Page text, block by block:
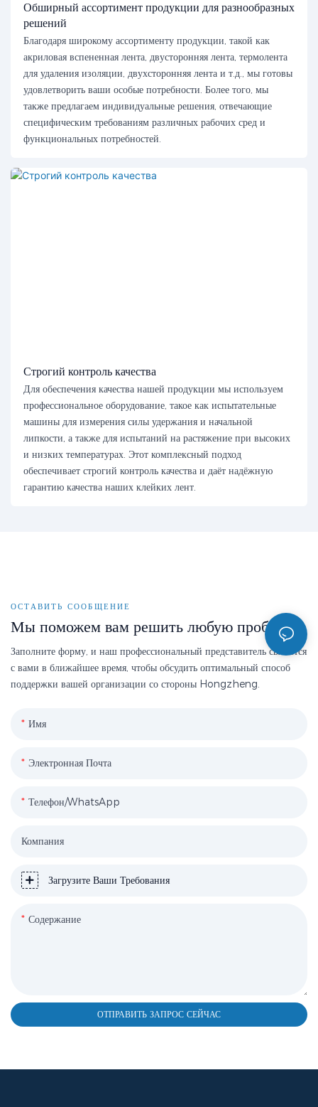
Обширный ассортимент продукции для разнообразных
решений
Благодаря широкому ассортименту продукции, такой как
акриловая вспененная лента, двусторонняя лента, термолента
для удаления изоляции, двухсторонняя лента и т.д., мы готовы
удовлетворить ваши особые потребности. Более того, мы
также предлагаем индивидуальные решения, отвечающие
специфическим требованиям различных рабочих сред и
функциональных потребностей.
Строгий контроль качества
Для обеспечения качества нашей продукции мы используем
профессиональное оборудование, такое как испытательные
машины для измерения силы удержания и начальной
липкости, а также для испытаний на растяжение при высоких
и низких температурах. Этот комплексный подход
обеспечивает строгий контроль качества и даёт надёжную
гарантию качества наших клейких лент.
ОСТАВИТЬ СООБЩЕНИЕ
Мы поможем вам решить любую проблему
Заполните форму, и наш профессиональный представитель свяжется
с вами в ближайшее время, чтобы обсудить оптимальный способ
поддержки вашей организации со стороны Hongzheng.
Имя
Электронная Почта
Телефон/WhatsApp
Компания
Загрузите Ваши Требования
Содержание
ОТПРАВИТЬ ЗАПРОС СЕЙЧАС